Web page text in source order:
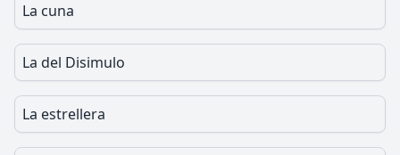
La cuna
La del Disimulo
La estrellera